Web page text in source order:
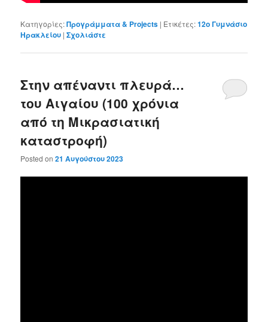
Κατηγορίες:Προγράμματα & Projects | Ετικέτες:12ο Γυμνάσιο
Ηρακλείου |Σχολιάστε
Στην απέναντι πλευρά…
του Αιγαίου (100 χρόνια
από τη Μικρασιατική
καταστροφή)
Posted on21 Αυγούστου 2023